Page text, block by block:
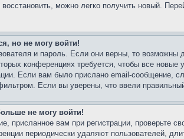
можно легко получить новый.
но не могу войти!
и пароль. Если они верны, то
конференциях требуется, чтобы все
Если вам было прислано email-сообщение,
Если вы уверены, что ввели
не могу войти!
присланное вам при регистрации, проверьте
периодически удаляют пользователей,